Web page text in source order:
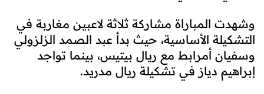
وشهدت المباراة مشاركة ثلاثة لاعبين مغاربة في
التشكيلة الأساسية، حيث بدأ عبد الصمد الزلزولي
وسفيان أمرابط مع ريال بيتيس، بينما تواجد
إبراهيم دياز في تشكيلة ريال مدريد.